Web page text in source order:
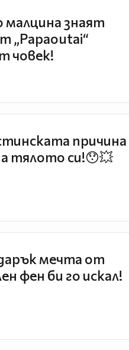
малцина знаят
„Papaoutai“
човек!
причина
тялото си!😯💥
мечта от
фен би го искал!